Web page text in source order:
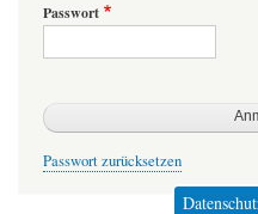
Passwort
Passwort zurücksetzen